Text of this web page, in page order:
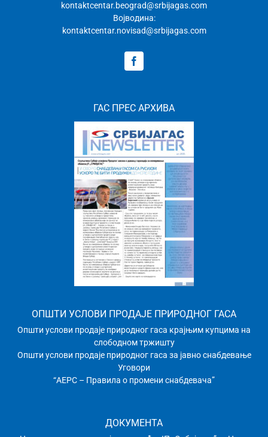
kontaktcentar.beograd@srbijagas.com
Војводина:
kontaktcentar.novisad@srbijagas.com
ГАС ПРЕС АРХИВА
ОПШТИ УСЛОВИ ПРОДАЈЕ ПРИРОДНОГ ГАСА
Општи услови продаје природног гаса крајњим купцима на
слободном тржишту
Општи услови продаје природног гаса за јавно снабдевање
Уговори
“АЕРС – Правила о промени снабдевача”
ДОКУМЕНТА